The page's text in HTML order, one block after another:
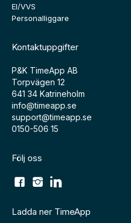
El/VVS
Personalliggare
Kontaktuppgifter
P&K TimeApp AB
Torpvägen 12
641 34 Katrineholm
info@timeapp.se
support@timeapp.se
0150-506 15
Följ oss
Ladda ner TimeApp